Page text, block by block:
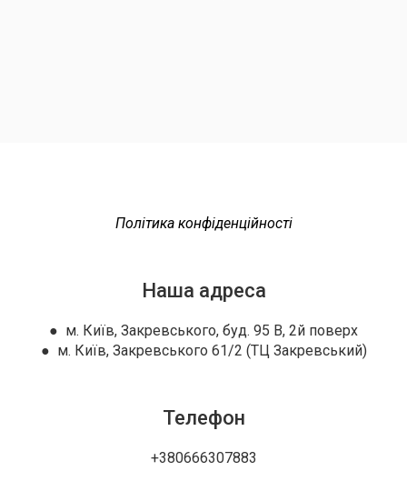
Політика конфіденційності
Наша адреса
● м. Київ, Закревського, буд. 95 В, 2й поверх
● м. Київ, Закревського 61/2 (ТЦ Закревський)
Телефон
+380666307883